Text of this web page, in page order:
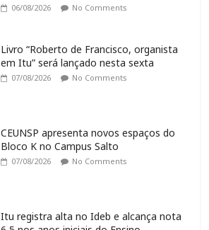
06/08/2026 No Comments
Livro “Roberto de Francisco, organista
em Itu” será lançado nesta sexta
07/08/2026 No Comments
CEUNSP apresenta novos espaços do
Bloco K no Campus Salto
07/08/2026 No Comments
Itu registra alta no Ideb e alcança nota